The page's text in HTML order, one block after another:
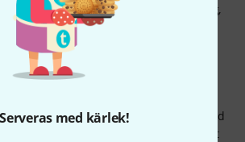
Serveras med kärlek!
ändstiftssockeln är endast 11 cm lång,
instrument som ukulele, banjole och
är gjord av gammal mässing
sådan mekanik eller mörka
ska fästas under taket med det
vilket jag givetvis inte gjorde för
fast piezo under huvudet i mitten bredvid
tejp. Getfettet har en vansinnigt